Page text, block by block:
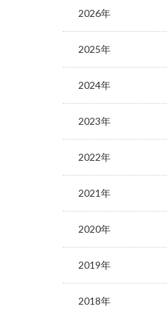
2026年
2025年
2024年
2023年
2022年
2021年
2020年
2019年
2018年